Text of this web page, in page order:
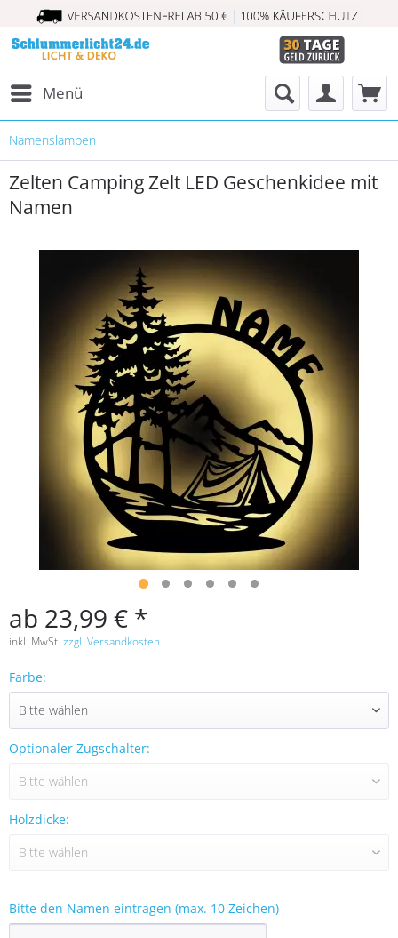
Menü
Namenslampen
Zelten Camping Zelt LED Geschenkidee mit
Namen
ab 23,99 € *
inkl. MwSt. zzgl. Versandkosten
Farbe:
Optionaler Zugschalter:
Holzdicke:
Bitte den Namen eintragen (max. 10 Zeichen)